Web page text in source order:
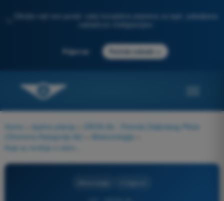
Otkrijte naš novi portal: vaša kompletna priprema za ispit, poboljšana
Prijavi se Počnite odmah
Home Ispitna pitanja
DRON A2 - Potvrda Daljinskog Pilota
(Otvorena Kategorija A2)
Meteorologija